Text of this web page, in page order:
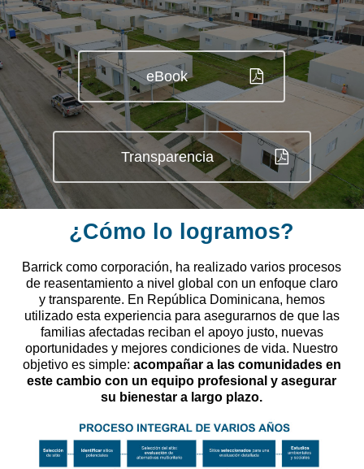
eBook
Transparencia
¿Cómo lo logramos?
Barrick como corporación, ha realizado varios procesos
de reasentamiento a nivel global con un enfoque claro
y transparente. En República Dominicana, hemos
utilizado esta experiencia para asegurarnos de que las
familias afectadas reciban el apoyo justo, nuevas
oportunidades y mejores condiciones de vida. Nuestro
objetivo es simple: acompañar a las comunidades en
este cambio con un equipo profesional y asegurar
su bienestar a largo plazo.